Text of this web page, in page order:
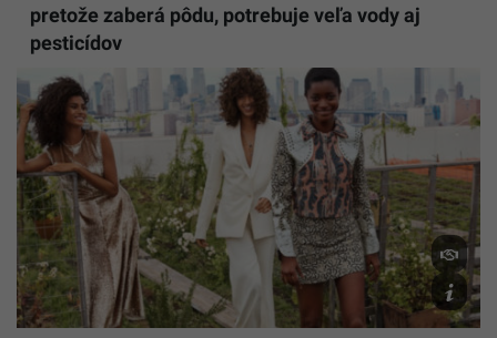
pretože zaberá pôdu, potrebuje veľa vody aj
pesticídov
H&M